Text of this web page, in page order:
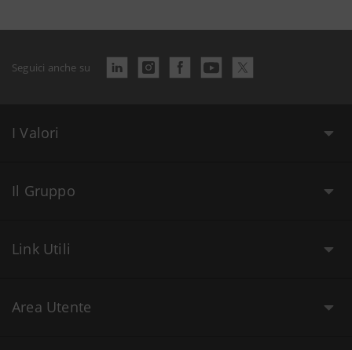
Seguici anche su
I Valori
Il Gruppo
Link Utili
Area Utente